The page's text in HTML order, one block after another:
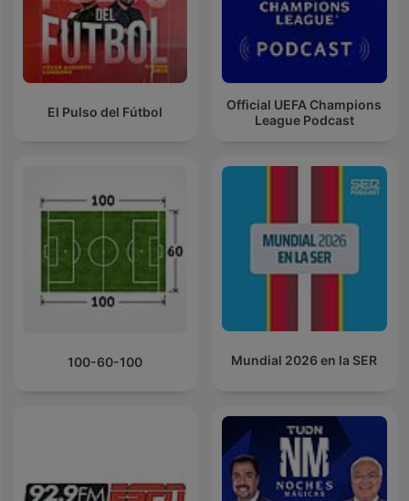
El Pulso del Fútbol
Official UEFA Champions
League Podcast
100-60-100 Mundial 2026 en la SER